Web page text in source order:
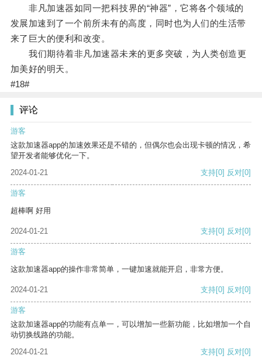
非凡加速器如同一把科技界的“神器”，它将各个领域的
发展加速到了一个前所未有的高度，同时也为人们的生活带
来了巨大的便利和改变。
我们期待着非凡加速器未来的更多突破，为人类创造更
加美好的明天。
#18#
评论
游客
这款加速器app的加速效果还是不错的，但偶尔也会出现卡顿的情况，希
望开发者能够优化一下。
2024-01-21
支持[0] 反对[0]
游客
超棒啊 好用
2024-01-21 支持[0] 反对[0]
游客
这款加速器app的操作非常简单，一键加速就能开启，非常方便。
2024-01-21 支持[0] 反对[0]
游客
这款加速器app的功能有点单一，可以增加一些新功能，比如增加一个自
动切换线路的功能。
2024-01-21
支持[0] 反对[0]